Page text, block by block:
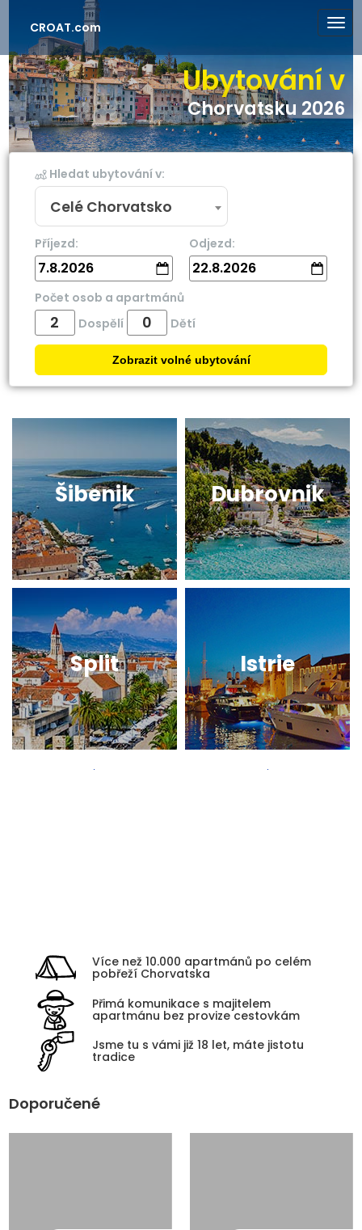
CROAT.com
Ubytování v
Chorvatsku 2026
Hledat ubytování v:
Celé Chorvatsko
Příjezd:
7.8.2026
Odjezd:
22.8.2026
Počet osob a apartmánů
Dospělí
Dětí
Zobrazit volné ubytování
Šibenik Dubrovnik
Split Istrie
Více než 10.000 apartmánů po celém
pobřeží Chorvatska
Přimá komunikace s majitelem
apartmánu bez provize cestovkám
Jsme tu s vámi již 18 let, máte jistotu
tradice
Doporučené